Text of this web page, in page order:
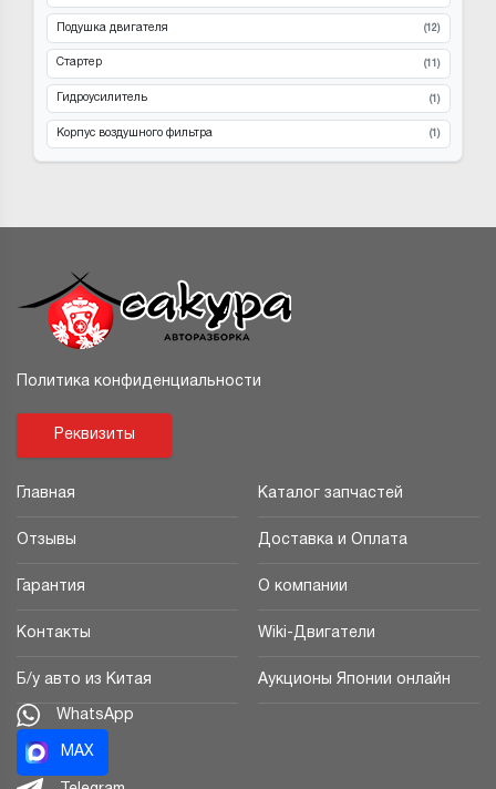
Подушка двигателя (12)
Стартер (11)
Гидроусилитель (1)
Корпус воздушного фильтра (1)
Политика конфиденциальности
Реквизиты
Главная Каталог запчастей
Отзывы Доставка и Оплата
Гарантия О компании
Контакты Wiki-Двигатели
Б/у авто из Китая Аукционы Японии онлайн
WhatsApp
MAX